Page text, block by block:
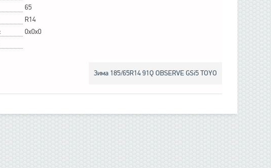
65
R14
0x0x0
Зима 185/65R14 91Q OBSERVE GSi5 TOYO